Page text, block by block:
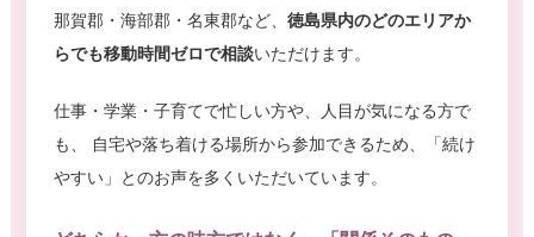
那賀郡・海部郡・名東郡など、 徳島県内のどのエリアか
らでも移動時間ゼロで相談いただけます。
仕事・学業・子育てで忙しい方や、人目が気になる方で
も、 自宅や落ち着ける場所から参加できるため、「続け
やすい」とのお声を多くいただいています。